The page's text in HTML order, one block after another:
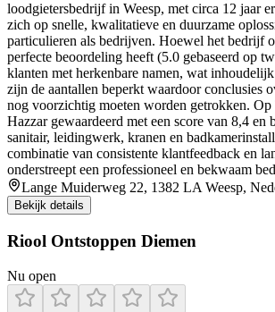
loodgietersbedrijf in Weesp, met circa 12 jaar
zich op snelle, kwalitatieve en duurzame
particulieren als bedrijven. Hoewel het bedrijf
perfecte beoordeling heeft (5.0 gebaseerd op
klanten met herkenbare namen, wat
zijn de aantallen beperkt waardoor conclusies
nog voorzichtig moeten worden getrokken.
Hazzar gewaardeerd met een score van 8,4 en
sanitair, leidingwerk, kranen en
combinatie van consistente klantfeedback en
onderstreept een professioneel en bekwaam
Lange Muiderweg 22, 1382 LA Weesp,
Bekijk details
Riool Ontstoppen Diemen
Nu open